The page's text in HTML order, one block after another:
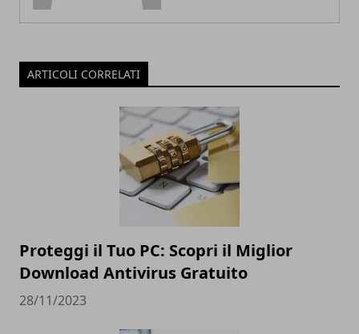
ARTICOLI CORRELATI
Proteggi il Tuo PC: Scopri il Miglior
Download Antivirus Gratuito
28/11/2023